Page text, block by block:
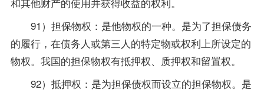
91）担保物权：是他物权的一种。是为了担保债务
的履行，在债务人或第三人的特定物或权利上所设定的
物权。我国的担保物权有抵押权、质押权和留置权。
92）抵押权：是为担保债权而设立的担保物权。是